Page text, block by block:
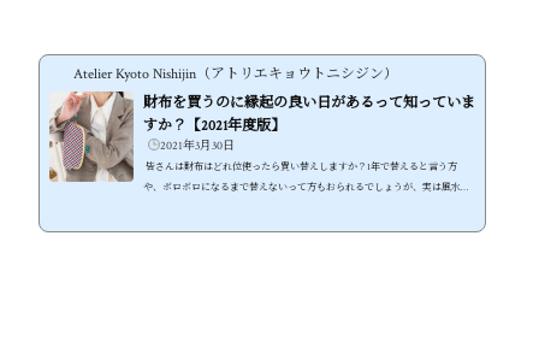
Atelier Kyoto Nishijin（アトリエキョウトニシジン）
財布を買うのに縁起の良い日があるって知っていま
すか？【2021年度版】
2021年3月30日
皆さんは財布はどれ位使ったら買い替えしますか？1年で替えると言う方
や、ボロボロになるまで替えないって方もおられるでしょうが、実は風水的